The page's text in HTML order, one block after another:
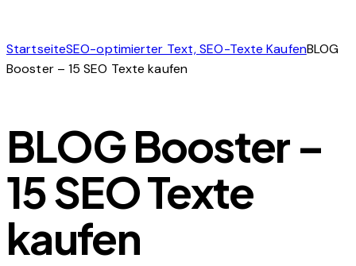
StartseiteSEO-optimierter Text, SEO-Texte KaufenBLOG
Booster – 15 SEO Texte kaufen
BLOG Booster –
15 SEO Texte
kaufen